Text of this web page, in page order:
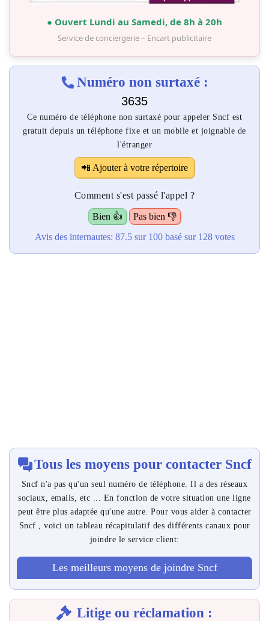
● Ouvert Lundi au Samedi, de 8h à 20h
Service de conciergerie – Encart publicitaire
Numéro non surtaxé :
3635
Ce numéro de téléphone non surtaxé pour appeler Sncf est
gratuit depuis un téléphone fixe et un mobile et joignable de
l'étranger
📲 Ajouter à votre répertoire
Comment s'est passé l'appel ?
Bien 👍
Pas bien 👎
Avis des internautes: 87.5sur 100basé sur 128votes
Tous les moyens pour contacter Sncf
Sncf n'a pas qu'un seul numéro de téléphone. Il a des réseaux
sociaux, emails, etc ... En fonction de votre situation une ligne
peut être plus adaptée qu'une autre. Pour vous aider à contacter
Sncf , voici un tableau récapitulatif des différents canaux pour
joindre le service client:
Les meilleurs moyens de joindre Sncf
Litige ou réclamation :